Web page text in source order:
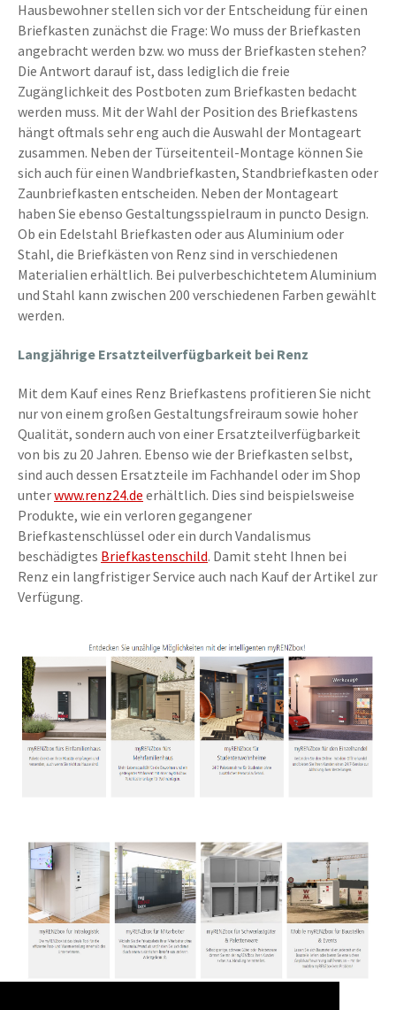
Hausbewohner stellen sich vor der Entscheidung für einen
Briefkasten zunächst die Frage: Wo muss der Briefkasten
angebracht werden bzw. wo muss der Briefkasten stehen?
Die Antwort darauf ist, dass lediglich die freie
Zugänglichkeit des Postboten zum Briefkasten bedacht
werden muss. Mit der Wahl der Position des Briefkastens
hängt oftmals sehr eng auch die Auswahl der Montageart
zusammen. Neben der Türseitenteil-Montage können Sie
sich auch für einen Wandbriefkasten, Standbriefkasten oder
Zaunbriefkasten entscheiden. Neben der Montageart
haben Sie ebenso Gestaltungsspielraum in puncto Design.
Ob ein Edelstahl Briefkasten oder aus Aluminium oder
Stahl, die Briefkästen von Renz sind in verschiedenen
Materialien erhältlich. Bei pulverbeschichtetem Aluminium
und Stahl kann zwischen 200 verschiedenen Farben gewählt
werden.
Langjährige Ersatzteilverfügbarkeit bei Renz
Mit dem Kauf eines Renz Briefkastens profitieren Sie nicht
nur von einem großen Gestaltungsfreiraum sowie hoher
Qualität, sondern auch von einer Ersatzteilverfügbarkeit
von bis zu 20 Jahren. Ebenso wie der Briefkasten selbst,
sind auch dessen Ersatzteile im Fachhandel oder im Shop
unterwww.renz24.de erhältlich. Dies sind beispielsweise
Produkte, wie ein verloren gegangener
Briefkastenschlüssel oder ein durch Vandalismus
beschädigtes Briefkastenschild. Damit steht Ihnen bei
Renz ein langfristiger Service auch nach Kauf der Artikel zur
Verfügung.